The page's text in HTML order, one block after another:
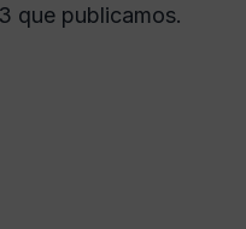
que publicamos.